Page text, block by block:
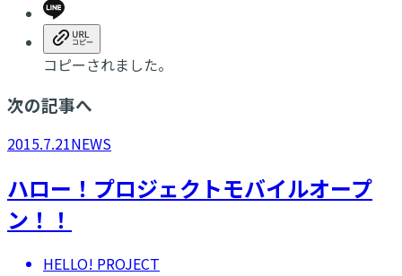
コピーされました。
次の記事へ
2015.7.21NEWS
ハロー！プロジェクトモバイルオープ
ン！！
HELLO! PROJECT